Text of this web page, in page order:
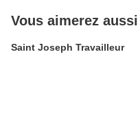
Vous aimerez aussi
Saint Joseph Travailleur